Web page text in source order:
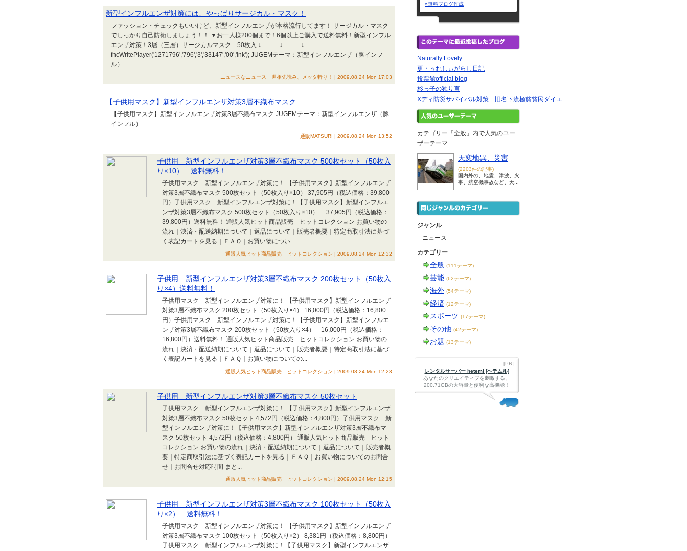
新型インフルエンザ対策には、やっぱりサージカル・マスク！
ファッション・チェックもいいけど、新型インフルエンザが本格流行してます！ サージカル・マスク
でしっかり自己防衛しましょう！！ ▼お一人様200個まで！6個以上ご購入で送料無料！新型インフル
エンザ対策！3層（三層）サージカルマスク 50枚入 ↓ ↓ ↓
fncWritePlayer('1271796','796','3','33147','00','lnk'); JUGEMテーマ：新型インフルエンザ（豚インフ
ル）
ニュースなニュース 世相先読み、メッタ斬り！ | 2009.08.24 Mon 17:03
【子供用マスク】新型インフルエンザ対策3層不織布マスク
【子供用マスク】新型インフルエンザ対策3層不織布マスク JUGEMテーマ：新型インフルエンザ（豚
インフル）
通販MATSURI | 2009.08.24 Mon 13:52
子供用 新型インフルエンザ対策3層不織布マスク 500枚セット（50枚入
り×10） 送料無料！
子供用マスク 新型インフルエンザ対策に！ 【子供用マスク】新型インフルエンザ
対策3層不織布マスク 500枚セット（50枚入り×10） 37,905円（税込価格：39,800
円）子供用マスク 新型インフルエンザ対策に！【子供用マスク】新型インフルエ
ンザ対策3層不織布マスク 500枚セット（50枚入り×10） 37,905円（税込価格：
39,800円）送料無料！ 通販人気ヒット商品販売 ヒットコレクション お買い物の
流れ｜決済・配送納期について｜返品について｜販売者概要｜特定商取引法に基づ
く表記カートを見る｜ＦＡＱ｜お買い物につい...
通販人気ヒット商品販売 ヒットコレクション | 2009.08.24 Mon 12:32
子供用 新型インフルエンザ対策3層不織布マスク 200枚セット（50枚入
り×4）送料無料！
子供用マスク 新型インフルエンザ対策に！ 【子供用マスク】新型インフルエンザ
対策3層不織布マスク 200枚セット（50枚入り×4） 16,000円（税込価格：16,800
円）子供用マスク 新型インフルエンザ対策に！【子供用マスク】新型インフルエ
ンザ対策3層不織布マスク 200枚セット（50枚入り×4） 16,000円（税込価格：
16,800円）送料無料！ 通販人気ヒット商品販売 ヒットコレクション お買い物の
流れ｜決済・配送納期について｜返品について｜販売者概要｜特定商取引法に基づ
く表記カートを見る｜ＦＡＱ｜お買い物についての...
通販人気ヒット商品販売 ヒットコレクション | 2009.08.24 Mon 12:23
子供用 新型インフルエンザ対策3層不織布マスク 50枚セット
子供用マスク 新型インフルエンザ対策に！ 【子供用マスク】新型インフルエンザ
対策3層不織布マスク 50枚セット 4,572円（税込価格：4,800円）子供用マスク 新
型インフルエンザ対策に！【子供用マスク】新型インフルエンザ対策3層不織布マ
スク 50枚セット 4,572円（税込価格：4,800円） 通販人気ヒット商品販売 ヒット
コレクション お買い物の流れ｜決済・配送納期について｜返品について｜販売者概
要｜特定商取引法に基づく表記カートを見る｜ＦＡＱ｜お買い物についてのお問合
せ｜お問合せ対応時間 まと...
通販人気ヒット商品販売 ヒットコレクション | 2009.08.24 Mon 12:15
子供用 新型インフルエンザ対策3層不織布マスク 100枚セット（50枚入
り×2） 送料無料！
子供用マスク 新型インフルエンザ対策に！ 【子供用マスク】新型インフルエンザ
対策3層不織布マスク 100枚セット（50枚入り×2） 8,381円（税込価格：8,800円）
子供用マスク 新型インフルエンザ対策に！【子供用マスク】新型インフルエンザ
»無料ブログ作成
Naturally Lovely
更・ぅれしぃがらし日記
投票館official blog
杉っ子の独り言
Xディ防災サバイバル対策 旧名下流極貧貧民ダイエ...
カテゴリー「全般」内で人気のユー
ザーテーマ
天変地異、災害
(2203件の記事)
国内外の、地震、津波、火
事、航空機事故など、天...
ジャンル
ニュース
カテゴリー
全般 (111テーマ)
芸能 (62テーマ)
海外 (54テーマ)
経済 (12テーマ)
スポーツ (17テーマ)
その他 (42テーマ)
お題 (13テーマ)
[PR]
レンタルサーバー heteml [ヘテムル]
あなたのクリエイティブを刺激する、
200.71GBの大容量と便利な高機能！